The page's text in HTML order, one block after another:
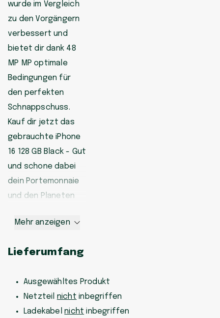
wurde im Vergleich
zu den Vorgängern
verbessert und
bietet dir dank 48
MP MP optimale
Bedingungen für
den perfekten
Schnappschuss.
Kauf dir jetzt das
gebrauchte iPhone
16 128 GB Black - Gut
und schone dabei
dein Portemonnaie
und den Planeten
Mehr anzeigen
Lieferumfang
Ausgewähltes Produkt
Netzteil nicht inbegriffen
Ladekabelnicht inbegriffen